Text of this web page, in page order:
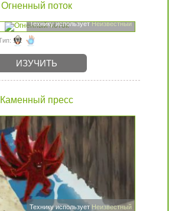
Огненный поток
Технику используетНеизвестный
ИЗУЧИТЬ
Каменный пресс
Технику используетНеизвестный